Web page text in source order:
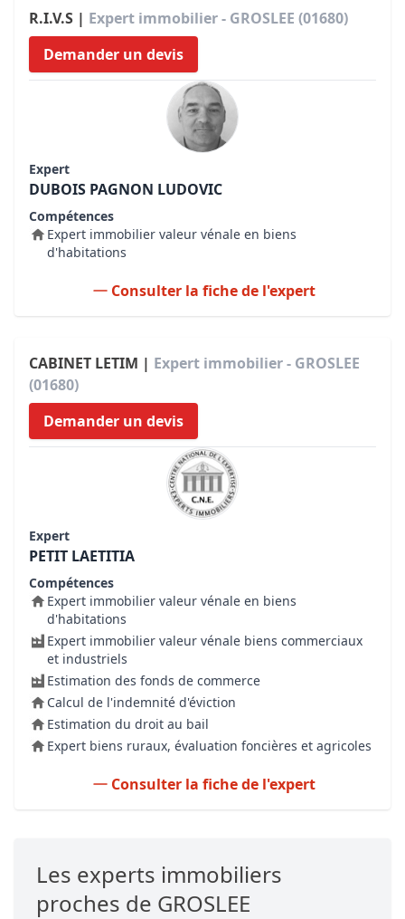
R.I.V.S | Expert immobilier - GROSLEE (01680)
Demander un devis
Expert
DUBOIS PAGNON LUDOVIC
Compétences
Expert immobilier valeur vénale en biens
d'habitations
Consulter la fiche de l'expert
CABINET LETIM | Expert immobilier - GROSLEE
(01680)
Demander un devis
Expert
PETIT LAETITIA
Compétences
Expert immobilier valeur vénale en biens
d'habitations
Expert immobilier valeur vénale biens commerciaux
et industriels
Estimation des fonds de commerce
Calcul de l'indemnité d'éviction
Estimation du droit au bail
Expert biens ruraux, évaluation foncières et agricoles
Consulter la fiche de l'expert
Les experts immobiliers
proches de GROSLEE